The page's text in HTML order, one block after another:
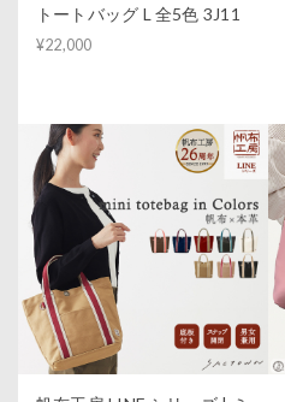
トートバッグ L 全5色 3J11
¥22,000